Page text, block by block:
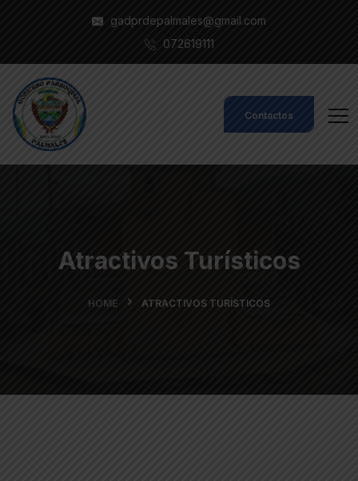
gadprdepalmales@gmail.com
072619111
Contactos
Atractivos Turísticos
HOME ATRACTIVOS TURÍSTICOS